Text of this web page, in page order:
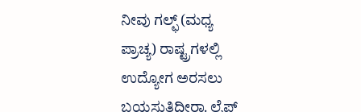
ನೀವು ಗಲ್ಫ್ (ಮಧ್ಯ
ಪ್ರಾಚ್ಯ) ರಾಷ್ಟ್ರಗಳಲ್ಲಿ
ಉದ್ಯೋಗ ಅರಸಲು